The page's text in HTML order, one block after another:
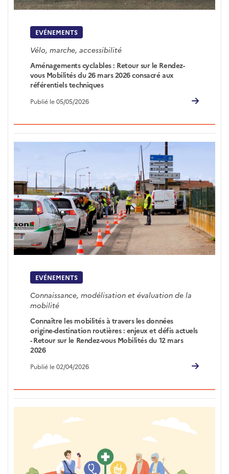
EVÉNEMENTS
Vélo, marche, accessibilité
Aménagements cyclables : Retour sur le Rendez-
vous Mobilités du 26 mars 2026 consacré aux
référentiels techniques
Publié le 05/05/2026
EVÉNEMENTS
Connaissance, modélisation et évaluation de la
mobilité
Connaître les mobilités à travers les données
origine-destination routières : enjeux et défis actuels
- Retour sur le Rendez-vous Mobilités du 12 mars
2026
Publié le 02/04/2026